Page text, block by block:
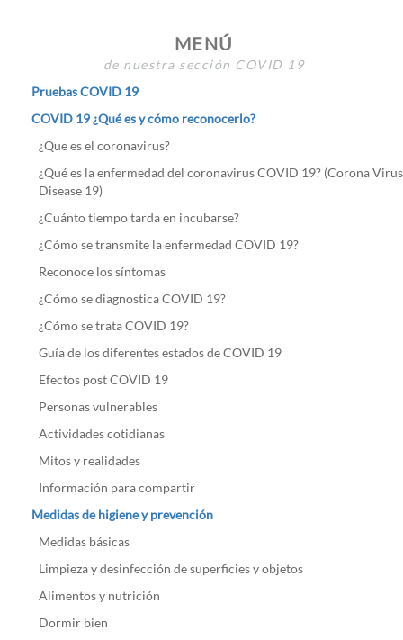
MENÚ
de nuestra sección COVID 19
Pruebas COVID 19
COVID 19 ¿Qué es y cómo reconocerlo?
¿Que es el coronavirus?
¿Qué es la enfermedad del coronavirus COVID 19? (Corona Virus
Disease 19)
¿Cuánto tiempo tarda en incubarse?
¿Cómo se transmite la enfermedad COVID 19?
Reconoce los síntomas
¿Cómo se diagnostica COVID 19?
¿Cómo se trata COVID 19?
Guía de los diferentes estados de COVID 19
Efectos post COVID 19
Personas vulnerables
Actividades cotidianas
Mitos y realidades
Información para compartir
Medidas de higiene y prevención
Medidas básicas
Limpieza y desinfección de superficies y objetos
Alimentos y nutrición
Dormir bien